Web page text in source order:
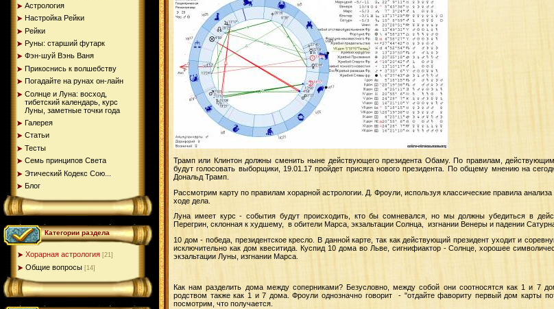
Астрология
Настройка Рейки
Рейки
Руны: старший футарк
Фэн-шуй Вэнь Ваня
Прикоснись к волшебству
Погадайте на рунах oн-лайн
Солнце и Луна: восход,
тибетский календарь, курс
Луны, заметные точки года
Галерея
Статьи
Тесты
Семь принципов Света
Этический Кодекс Сою...
Блог
Категории раздела
Хорарная астрология [21]
Общие вопросы [14]
Трамп или Клинтон должны сменить ныне действующего президента Обаму. По правилам,
будут голосовать выборщики, 19.01.17 пройдет присяга нового президента. По общему мнению на
Дональд Трамп.
Рассмотрим карту по правилам хорарной астрологии. Д. Фроули, используя классические правила
ходе дела.
Луна имеет курс - события будут происходить, кто бы сомневался, но мы должны убедиться в
Перегрин, склонная к худшему, в обители Марса, экзальтации Солнца, изгнании Венеры и падении
10 дом - победа, президентское кресло. В данной карте, так как действующий президент уходит и
исключительно как дом квеситида. Куспид 10 дома во Льве, сигнифиактор - Солнце, хорошее
экзальтации Луны, изгнании Марса.
Как нам разделить дома между соперниками? Безусловно, между собой они соотносятся как 1 и 7
родством также как 1 и 7 дома. Фроули однозначно говорит - "отдайте фавориту первый дом карты
посмотрим, что получается.